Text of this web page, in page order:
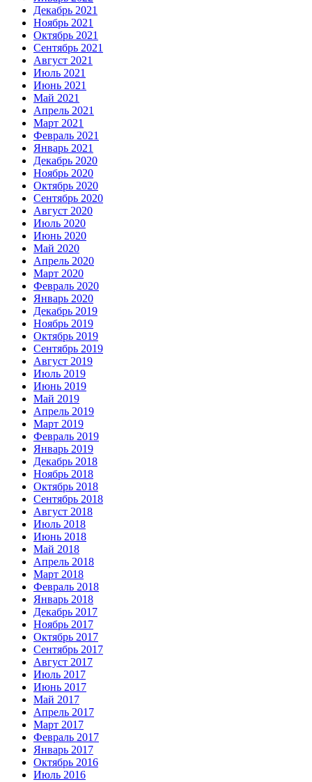
Декабрь 2021
Ноябрь 2021
Октябрь 2021
Сентябрь 2021
Август 2021
Июль 2021
Июнь 2021
Май 2021
Апрель 2021
Март 2021
Февраль 2021
Январь 2021
Декабрь 2020
Ноябрь 2020
Октябрь 2020
Сентябрь 2020
Август 2020
Июль 2020
Июнь 2020
Май 2020
Апрель 2020
Март 2020
Февраль 2020
Январь 2020
Декабрь 2019
Ноябрь 2019
Октябрь 2019
Сентябрь 2019
Август 2019
Июль 2019
Июнь 2019
Май 2019
Апрель 2019
Март 2019
Февраль 2019
Январь 2019
Декабрь 2018
Ноябрь 2018
Октябрь 2018
Сентябрь 2018
Август 2018
Июль 2018
Июнь 2018
Май 2018
Апрель 2018
Март 2018
Февраль 2018
Январь 2018
Декабрь 2017
Ноябрь 2017
Октябрь 2017
Сентябрь 2017
Август 2017
Июль 2017
Июнь 2017
Май 2017
Апрель 2017
Март 2017
Февраль 2017
Январь 2017
Октябрь 2016
Июль 2016